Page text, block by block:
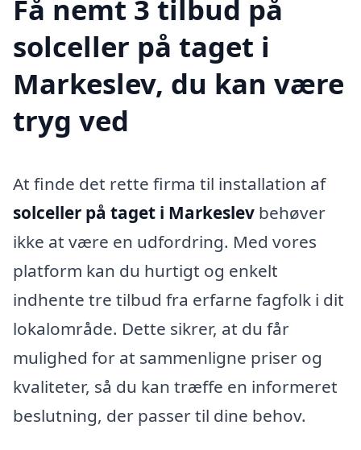
Få nemt 3 tilbud på
solceller på taget i
Markeslev, du kan være
tryg ved
At finde det rette firma til installation af
solceller på taget i Markeslev behøver
ikke at være en udfordring. Med vores
platform kan du hurtigt og enkelt
indhente tre tilbud fra erfarne fagfolk i dit
lokalområde. Dette sikrer, at du får
mulighed for at sammenligne priser og
kvaliteter, så du kan træffe en informeret
beslutning, der passer til dine behov.